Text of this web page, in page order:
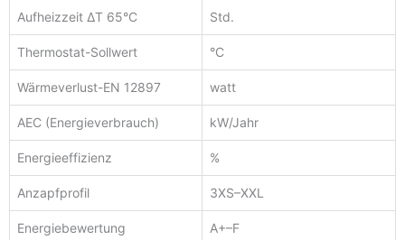
Aufheizzeit ΔT 65°C Std.
Thermostat-Sollwert °C
Wärmeverlust-EN 12897 watt
AEC (Energieverbrauch) kW/Jahr
Energieeffizienz %
Anzapfprofil 3XS–XXL
Energiebewertung A+–F